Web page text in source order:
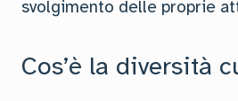
svolgimento delle proprie
Cos’è la diversità